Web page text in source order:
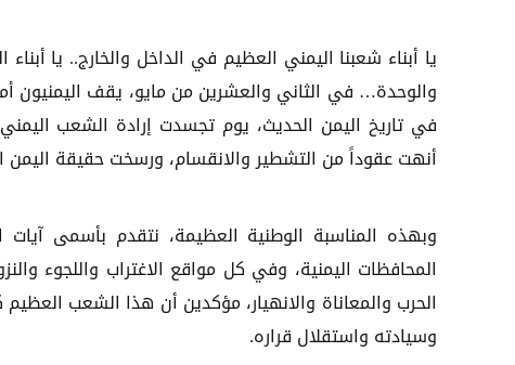
يا أبناء شعبنا اليمني العظيم في الداخل والخارج.. يا
والوحدة… في الثاني والعشرين من مايو، يقف
في تاريخ اليمن الحديث، يوم تجسدت إرادة الشعب اليمني
أنهت عقوداً من التشطير والانقسام، ورسخت حقيقة اليمن
وبهذه المناسبة الوطنية العظيمة، نتقدم بأسمى
المحافظات اليمنية، وفي كل مواقع الاغتراب واللجوء
الحرب والمعاناة والانهيار، مؤكدين أن هذا الشعب
وسيادته واستقلال قراره.